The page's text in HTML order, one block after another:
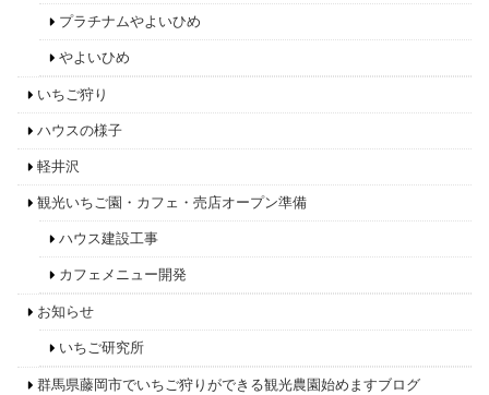
プラチナムやよいひめ
やよいひめ
いちご狩り
ハウスの様子
軽井沢
観光いちご園・カフェ・売店オープン準備
ハウス建設工事
カフェメニュー開発
お知らせ
いちご研究所
群馬県藤岡市でいちご狩りができる観光農園始めますブログ